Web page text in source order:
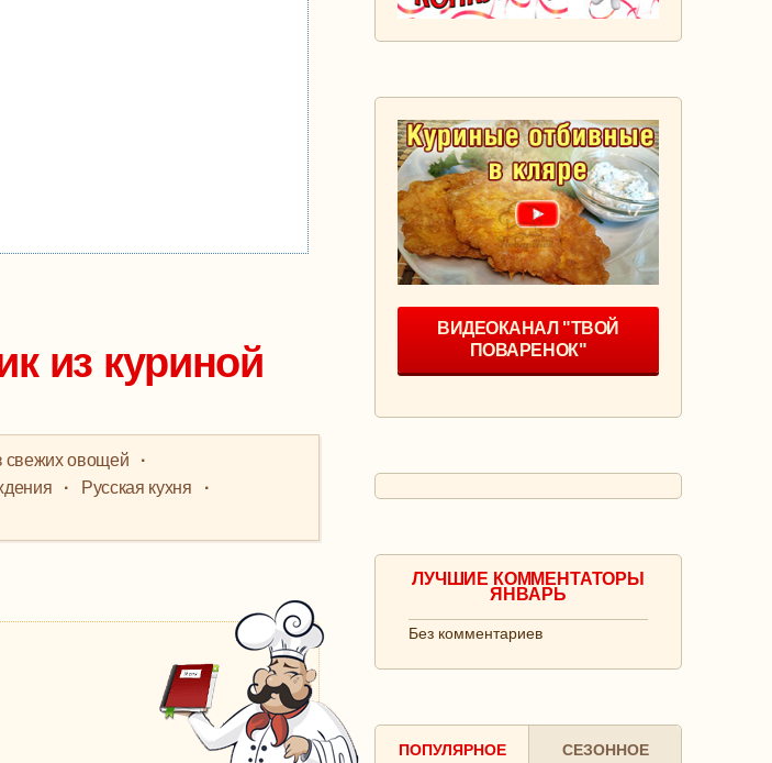
из куриной
свежих овощей
·
· Русская кухня
·
ВИДЕОКАНАЛ "ТВОЙ
ПОВАРЕНОК"
ЛУЧШИЕ КОММЕНТАТОРЫ
ЯНВАРЬ
Без комментариев
ПОПУЛЯРНОЕ СЕЗОННОЕ